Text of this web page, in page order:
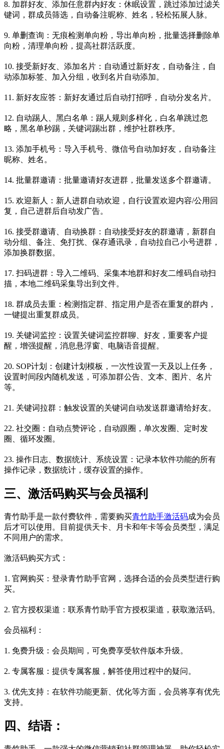
8. 加群好友、添加任意群内好友：休眠设置，跳过添加过滤关
键词，群成员筛选，自动备注昵称、姓名，轻松拓展人脉。
9. 单删查询：无痕检测单向粉，导出单向粉，批量选择删除单
向粉，清理单向粉，提高社群活跃度。
10. 接受新好友、添加名片：自动通过新好友，自动备注，自
动添加标签、加入分组，收到名片自动添加。
11. 新好友应答：新好友通过后自动打招呼，自动分发名片。
12. 自动踢人、黑白名单：踢人规则多样化，白名单跳过忽
略，黑名单秒踢，关键词踢出群，维护社群秩序。
13. 添加手机号：导入手机号、微信号自动加好友，自动备注
昵称、姓名。
14. 批量群邀请：批量邀请好友进群，批量发送多个群邀请。
15. 欢迎新人：新人进群自动欢迎，自行设置欢迎内容/公用回
复，自己进群后自动发广告。
16. 接受群邀请、自动换群：自动接受好友的群邀请，新群自
动分组、备注、免打扰、保存通讯录，自动拉自己小号进群，
添加换群数据。
17. 扫码进群：导入二维码、采集本地群和好友二维码自动扫
描，本地二维码采集导出到文件。
18. 群成员去重：检测指定群、指定用户是否在重复的群内，
一键提出重复群成员。
19. 关键词监控：设置关键词监控群聊、好友，重要客户提
醒，增强提醒，消息悬浮窗、电脑语音提醒。
20. SOP计划：创建计划模板，一次性设置一天及以上任务，
设置时间段内随机发送，可添加群公告、文本、图片、名片
等。
21. 关键词拉群：触发设置的关键词自动发送群邀请给好友。
22. 社交圈：自动点赞评论，自动跟圈，单次发圈、定时发
圈、循环发圈。
23. 操作日志、数据统计、系统设置：记录本软件功能的所有
操作记录，数据统计，缓存设置的操作。
三、激活码购买与会员福利
青竹助手是一款付费软件，需要购买青竹助手激活码成为会员
后才可以使用。目前提供天卡、月卡和年卡等会员类型，满足
不同用户的需求。
激活码购买方式：
1. 官网购买：登录青竹助手官网，选择合适的会员类型进行购
买。
2. 官方授权渠道：联系青竹助手官方授权渠道，获取激活码。
会员福利：
1. 免费升级：会员期间，可免费享受软件版本升级。
2. 专属客服：提供专属客服，解答使用过程中的疑问。
3. 优先支持：在软件功能更新、优化等方面，会员将享有优先
支持。
四、结语：